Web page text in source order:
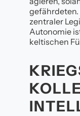
gefährdeten.
zentraler
Autonomie
keltischen